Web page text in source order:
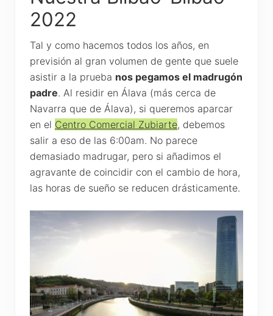
2022
Tal y como hacemos todos los años, en
previsión al gran volumen de gente que suele
asistir a la prueba nos pegamos el madrugón
padre. Al residir en Álava (más cerca de
Navarra que de Álava), si queremos aparcar
en el Centro Comercial Zubiarte, debemos
salir a eso de las 6:00am. No parece
demasiado madrugar, pero si añadimos el
agravante de coincidir con el cambio de hora,
las horas de sueño se reducen drásticamente.